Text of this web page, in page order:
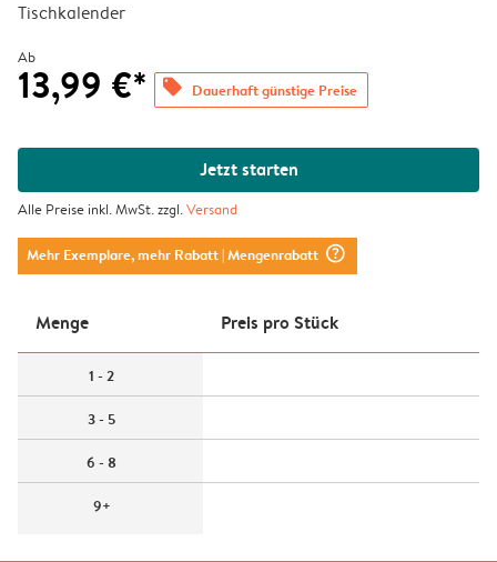
Tischkalender
Ab
13,99 €* offers Dauerhaft günstige Preise
Jetzt starten
Alle Preise inkl. MwSt. zzgl.Versand
Mehr Exemplare, mehr Rabatt| Mengenrabatt question_mark_circle
Menge Preis pro Stück
1 - 2
3 - 5
6 - 8
9+